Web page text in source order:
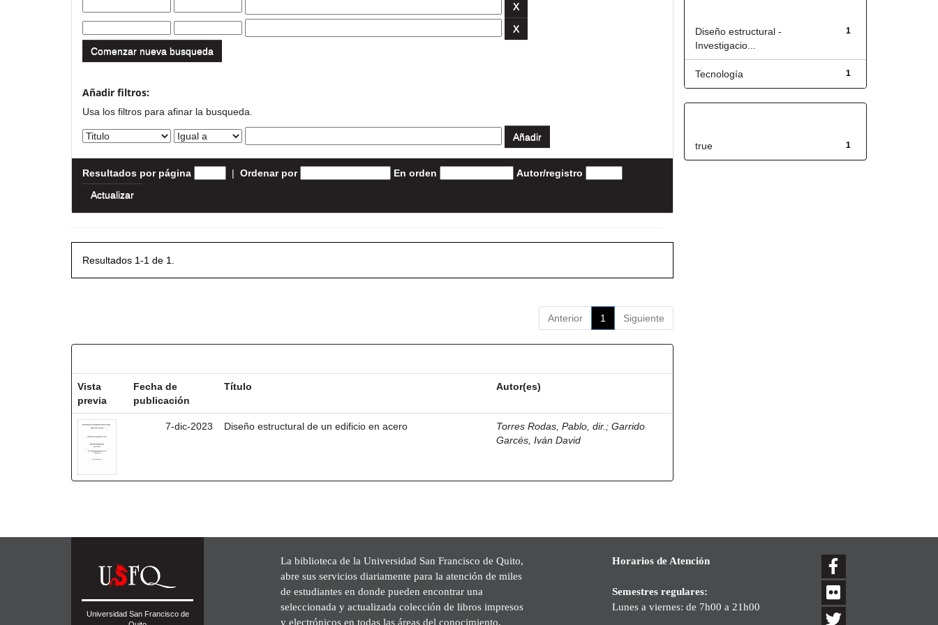
Comenzar nueva busqueda
Añadir filtros:
Usa los filtros para afinar la busqueda.
Resultados por página | Ordenar por En orden Autor/registro
Resultados 1-1 de 1.
Anterior 1 Siguiente
Vista
previa
Fecha de
publicación
Título Autor(es)
7-dic-2023 Diseño estructural de un edificio en acero Torres Rodas, Pablo, dir. ;Garrido
Garcés, Iván David
1
Diseño estructural -
Investigacio...
1
Tecnología
1
true
Universidad San Francisco de
La biblioteca de la Universidad San Francisco de Quito,
abre sus servicios diariamente para la atención de miles
de estudiantes en donde pueden encontrar una
seleccionada y actualizada colección de libros impresos
y electrónicos en todas las áreas del conocimiento,
Horarios de Atención
Semestres regulares:
Lunes a viernes: de 7h00 a 21h00